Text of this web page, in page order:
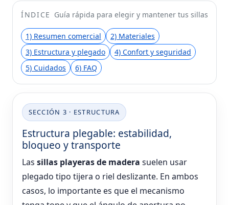
ÍNDICE Guía rápida para elegir y mantener tus sillas
1) Resumen comercial
2) Materiales
3) Estructura y plegado
4) Confort y seguridad
5) Cuidados
6) FAQ
SECCIÓN 3 · ESTRUCTURA
Estructura plegable: estabilidad,
bloqueo y transporte
Lassillas playeras de madera suelen usar
plegado tipo tijera o riel deslizante. En ambos
casos, lo importante es que el mecanismo